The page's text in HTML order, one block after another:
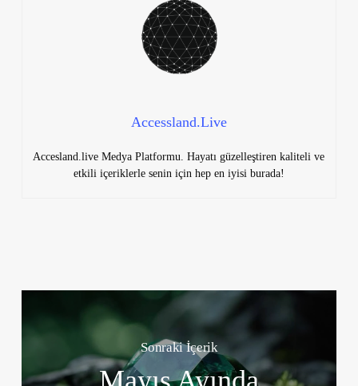
Accessland.Live
Accesland.live Medya Platformu. Hayatı güzelleştiren kaliteli ve
etkili içeriklerle senin için hep en iyisi burada!
Sonraki İçerik